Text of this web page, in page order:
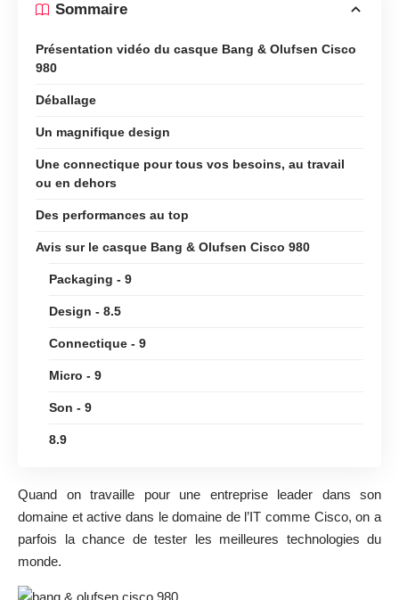
Sommaire
Présentation vidéo du casque Bang & Olufsen Cisco
980
Déballage
Un magnifique design
Une connectique pour tous vos besoins, au travail
ou en dehors
Des performances au top
Avis sur le casque Bang & Olufsen Cisco 980
Packaging - 9
Design - 8.5
Connectique - 9
Micro - 9
Son - 9
8.9
Quand on travaille pour une entreprise leader dans son
domaine et active dans le domaine de l’IT comme Cisco, on a
parfois la chance de tester les meilleures technologies du
monde.